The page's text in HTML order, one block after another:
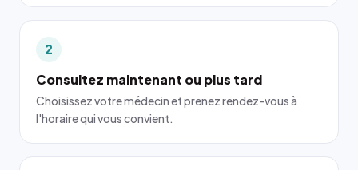
2
Consultez maintenant ou plus tard
Choisissez votre médecin et prenez rendez-vous à
l'horaire qui vous convient.